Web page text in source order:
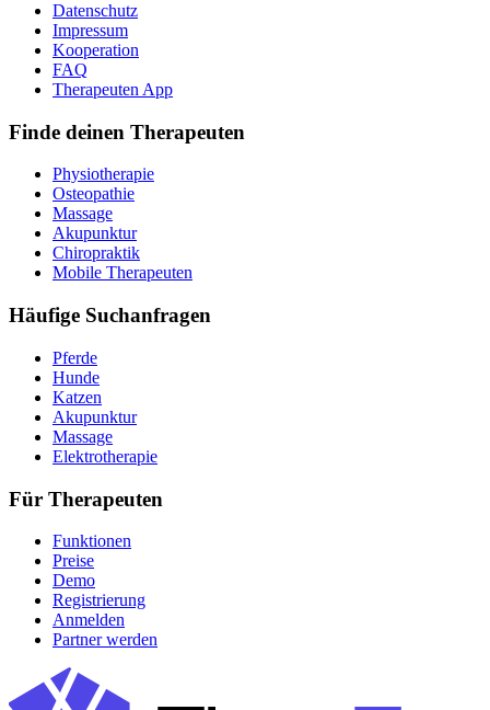
Datenschutz
Impressum
Kooperation
FAQ
Therapeuten App
Finde deinen Therapeuten
Physiotherapie
Osteopathie
Massage
Akupunktur
Chiropraktik
Mobile Therapeuten
Häufige Suchanfragen
Pferde
Hunde
Katzen
Akupunktur
Massage
Elektrotherapie
Für Therapeuten
Funktionen
Preise
Demo
Registrierung
Anmelden
Partner werden